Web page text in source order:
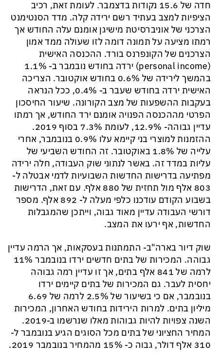
חדה של 15.6 נקודות בדצמבר. לעומת זאת, רכיב
הציפיות למצב בעתיד רשם ירידה קלה. מדד הסנטימנט
הצרכני של אוניברסיטת מישיגן אומנם עלה החודש אך
רמתו מציעה על תמונה דומה לזו שעולה ממד אמון
הצרכנים של הקונפרנס בורד. ההכנסה האישית
(
personal income
) ירדה בחודש נובמבר ב- 1.1%
בהמשך לירידה של 0.6% בחודש אוקטובר. הצריכה
האישית ירדה בחודש שעבר ב- 0.4%, ככל הנראה
בעקבות ההשפעות של מצב הקורונה. שיעור החיסכון
הפרטי מההכנסה הפנויה אומנם ירד החודש, אך רמתו
עדיין גבוהה- 12.9%, לעומת 7.3% בסוף 2019.
ההזמנות למוצרי בני קיימא עלו 0.9% בנובמבר, אחרי
עלייה של 1.8% באוקטובר. זה החודש השביעי של
עליות במדד זה. באשר לנתוני שוק העבודה, חלה ירידה
מפתיעה בדרישות החדשות השבועיות לדמי אבטלה ל-
803 אלף מול תחזית של 880 אלף. עם זאת, הדרישות
בשבוע הקודם עודכנו כלפי מעלה ל- 892 אלף. מספר
דורשי העבודה עדיין מאוד גבוה, וייתכן שהמגבלות
החדשות, אף ירעו את המצב.
שוק דיור בארה"ב- התמתנות בעסקאות, אך הרמה עדיין
גבוהה.
המכירות של בתים חדשים ירדו בנובמבר 11%
לרמה של 841 אלף בתים, אך זו עדיין רמה גבוהה
יחסית לעבר. גם המכירות של בתים קיימים ירדו
בנובמבר, אם כי בשיעור של 2.5% לרמה של 6.69
מיליון בתים. למרות הירידות בחודש האחרון, המכירות
השנה צפויות להיות גבוהות מאלו שנרשמו ב-2019.
המחיר החציוני של בתים מכל הסוגים הגיע בנובמבר ל-
310 אלף דולר, גבוה כ- 15% מהמחיר בנובמבר 2019.